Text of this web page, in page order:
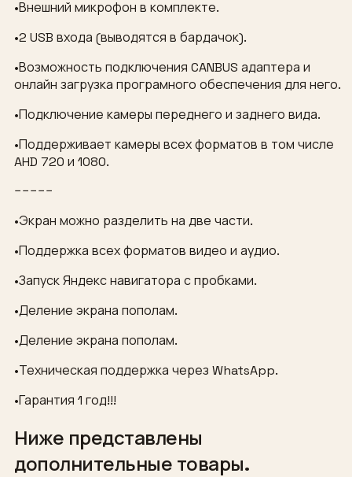
•Внешний микрофон в комплекте.
•2 USB входа (выводятся в бардачок).
•Возможность подключения CANBUS адаптера и
онлайн загрузка програмного обеспечения для него.
•Подключение камеры переднего и заднего вида.
•Поддерживает камеры всех форматов в том числе
AHD 720 и 1080.
−−−−−
•Экран можно разделить на две части.
•Поддержка всех форматов видео и аудио.
•Запуск Яндекс навигатора с пробками.
•Деление экрана пополам.
•Деление экрана пополам.
•Техническая поддержка через WhatsApp.
•Гарантия 1 год!!!
Ниже представлены
дополнительные товары.